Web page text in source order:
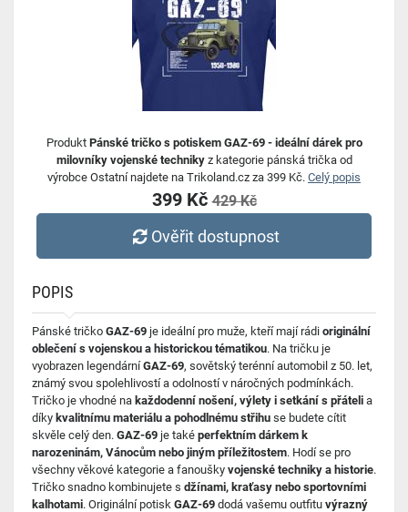
Produkt Pánské tričko s potiskem GAZ-69 - ideální dárek pro
milovníky vojenské technikyz kategorie pánská trička od
výrobce Ostatní najdete na Trikoland.cz za 399 Kč. Celý popis
399 Kč429 Kč
Ověřit dostupnost
POPIS
Pánské tričko GAZ-69 je ideální pro muže, kteří mají rádi originální
oblečení s vojenskou a historickou tématikou. Na tričku je
vyobrazen legendárníGAZ-69, sovětský terénní automobil z 50. let,
známý svou spolehlivostí a odolností v náročných podmínkách.
Tričko je vhodné na každodenní nošení, výlety i setkání s přáteli a
díky kvalitnímu materiálu a pohodlnému střihu se budete cítit
skvěle celý den. GAZ-69 je také perfektním dárkem k
narozeninám, Vánocům nebo jiným příležitostem. Hodí se pro
všechny věkové kategorie a fanoušky vojenské techniky a historie.
Tričko snadno kombinujete s džínami, kraťasy nebo sportovními
kalhotami. Originální potisk GAZ-69 dodá vašemu outfitu výrazný